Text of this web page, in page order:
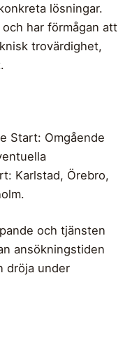
lösningar.
har förmågan att
trovärdighet,
Start: Omgående
Karlstad, Örebro,
och tjänsten
ansökningstiden
dröja under